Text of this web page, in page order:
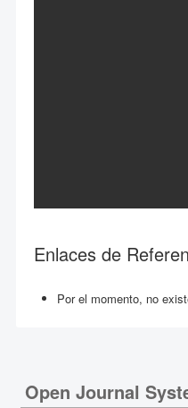
Enlaces de
Por el momento, no
Open Journal